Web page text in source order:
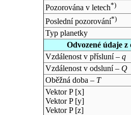
Pozorována v letech*)
Poslední pozorování*)
Typ planetky
Odvozené údaje
Vzdálenost v přísluní – q
Vzdálenost v odsluní – Q
Oběžná doba – T
Vektor P [x]
Vektor P [y]
Vektor P [z]